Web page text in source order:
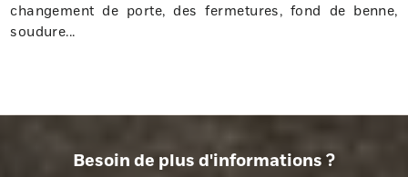
changement de porte, des fermetures, fond de benne,
soudure...
Besoin de plus d'informations ?